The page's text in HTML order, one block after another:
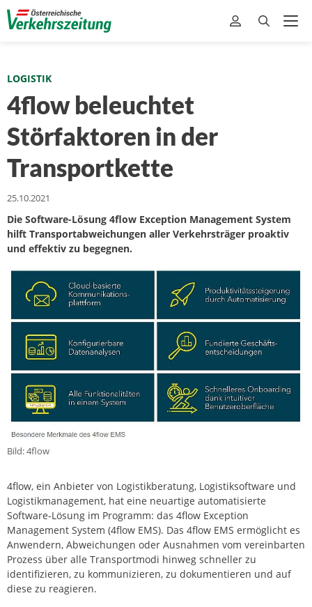
LOGISTIK
4flow beleuchtet
Störfaktoren in der
Transportkette
25.10.2021
Die Software-Lösung 4flow Exception Management System
hilft Transportabweichungen aller Verkehrsträger proaktiv
und effektiv zu begegnen.
Bild: 4flow
4flow, ein Anbieter von Logistikberatung, Logistiksoftware und
Logistikmanagement, hat eine neuartige automatisierte
Software-Lösung im Programm: das 4flow Exception
Management System (4flow EMS). Das 4flow EMS ermöglicht es
Anwendern, Abweichungen oder Ausnahmen vom vereinbarten
Prozess über alle Transportmodi hinweg schneller zu
identifizieren, zu kommunizieren, zu dokumentieren und auf
diese zu reagieren.